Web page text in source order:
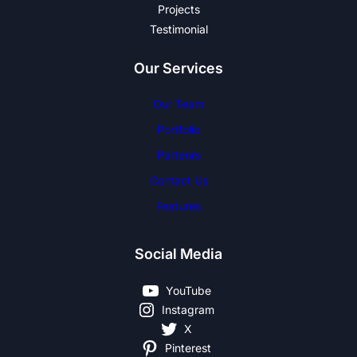
Projects
Testimonial
Our Services
Our Team
Portfolio
Partenrs
Contact Us
Features
Social Media
YouTube
Instagram
X
Pinterest